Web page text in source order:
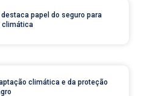
papel do seguro para
climática
climática e da proteção